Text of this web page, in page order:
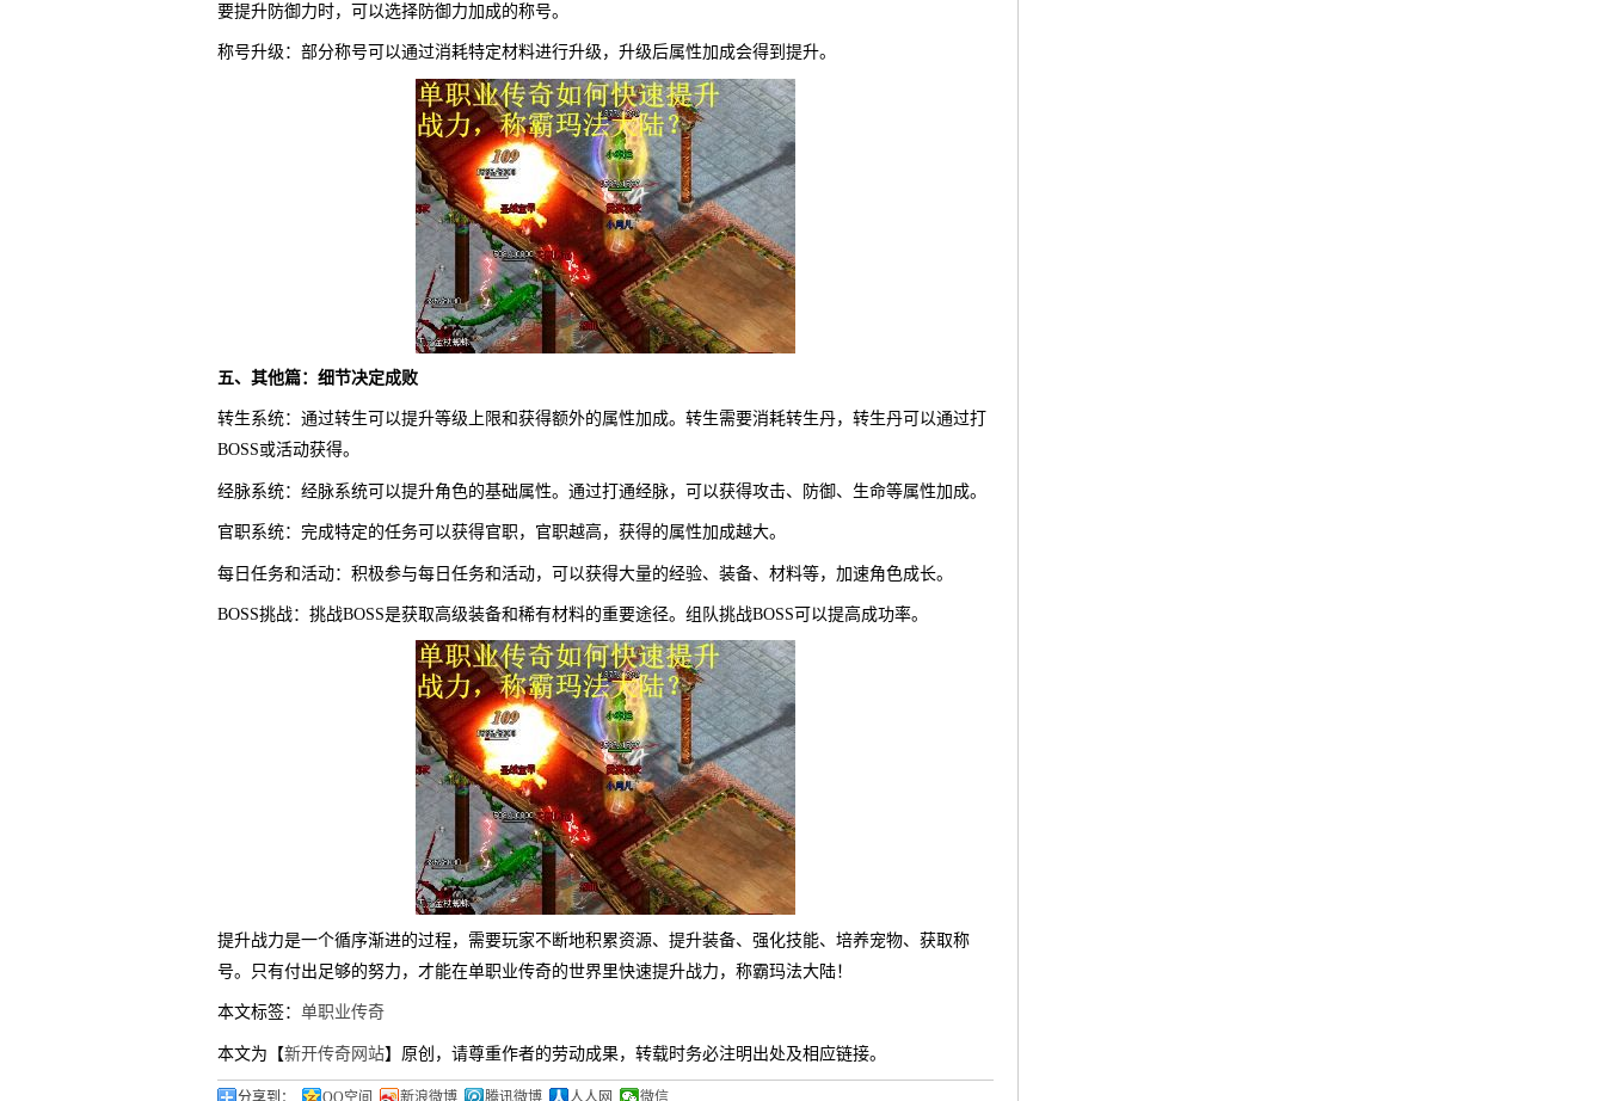
要提升防御力时，可以选择防御力加成的称号。
称号升级：部分称号可以通过消耗特定材料进行升级，升级后属性加成会得到提升。
五、其他篇：细节决定成败
转生系统：通过转生可以提升等级上限和获得额外的属性加成。转生需要消耗转生丹，转生丹可以通过打
BOSS或活动获得。
经脉系统：经脉系统可以提升角色的基础属性。通过打通经脉，可以获得攻击、防御、生命等属性加成。
官职系统：完成特定的任务可以获得官职，官职越高，获得的属性加成越大。
每日任务和活动：积极参与每日任务和活动，可以获得大量的经验、装备、材料等，加速角色成长。
BOSS挑战：挑战BOSS是获取高级装备和稀有材料的重要途径。组队挑战BOSS可以提高成功率。
提升战力是一个循序渐进的过程，需要玩家不断地积累资源、提升装备、强化技能、培养宠物、获取称
号。只有付出足够的努力，才能在单职业传奇的世界里快速提升战力，称霸玛法大陆！
本文标签： 单职业传奇
本文为【新开传奇网站】原创，请尊重作者的劳动成果，转载时务必注明出处及相应链接。
分享到： QQ空间 新浪微博 腾讯微博 人人网 微信